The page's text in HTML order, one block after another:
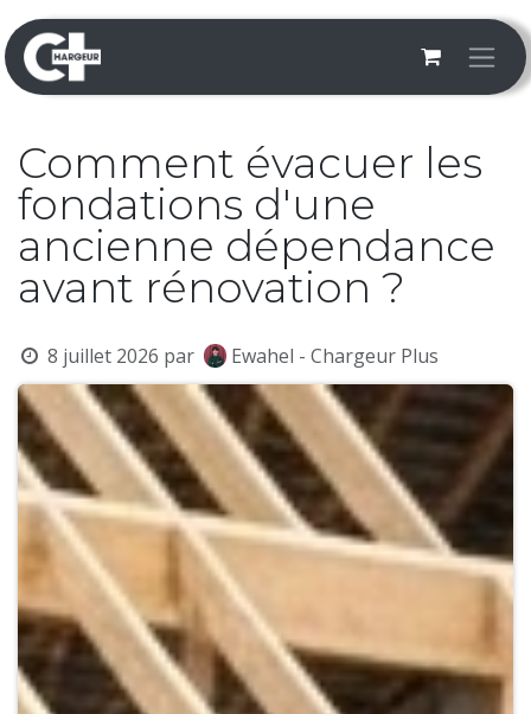
Se rendre au contenu
Comment évacuer les
fondations d'une
ancienne dépendance
avant rénovation ?
8 juillet 2026 par Ewahel - Chargeur Plus